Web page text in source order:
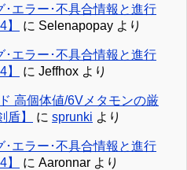
･エラー･不具合情報と進行
に Selenapopay より
･エラー･不具合情報と進行
に Jeffhox より
高個体値/6Vメタモンの厳
】
に sprunki より
･エラー･不具合情報と進行
に Aaronnar より